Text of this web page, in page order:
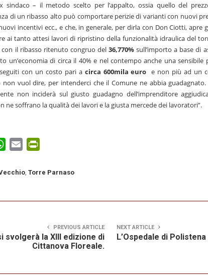
sindaco – il metodo scelto per l’appalto, ossia quello del
di un ribasso alto può comportare perizie di varianti con nuovi
incentivi ecc., e che, in generale, per dirla con Don Ciotti, apre
ai tanto attesi lavori di ripristino della funzionalità idraulica del
con il ribasso ritenuto congruo del36,770% sull’importo a base di
un’economia di circa il 40% e nel contempo anche una
con un costo pari a circa 600mila euro e non più ad un
vuol dire, per intenderci che il Comune ne abbia
non inciderà sul giusto guadagno dell’imprenditore
ne soffrano la qualità dei lavori e la giusta mercede dei lavoratori”.
WhatsApp
Email
, Torre Parnaso
PREVIOUS ARTICLE
svolgerà la XIII edizione di
Cittanova Floreale.
NEXT ARTICLE
L’Ospedale di